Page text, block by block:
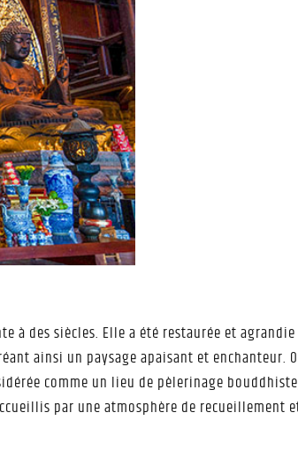
à des siècles. Elle a été restaurée et
ainsi un paysage apaisant et enchanteur.
comme un lieu de pèlerinage
par une atmosphère de recueillement